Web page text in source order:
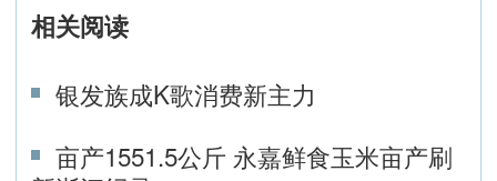
相关阅读
银发族成K歌消费新主力
亩产1551.5公斤 永嘉鲜食玉米亩产刷